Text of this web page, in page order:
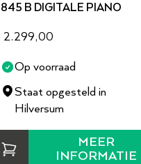
845 B DIGITALE PIANO
2.299,00
Op voorraad
Staat opgesteld in
Hilversum
MEER
INFORMATIE